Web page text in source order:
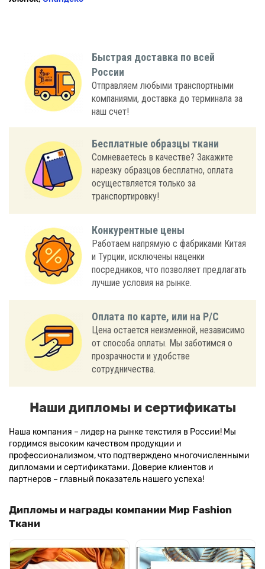
Быстрая доставка по всей
России
Отправляем любыми транспортными
компаниями, доставка до терминала за
наш счет!
Бесплатные образцы ткани
Сомневаетесь в качестве? Закажите
нарезку образцов бесплатно, оплата
осуществляется только за
транспортировку!
Конкурентные цены
Работаем напрямую с фабриками Китая
и Турции, исключены наценки
посредников, что позволяет предлагать
лучшие условия на рынке.
Оплата по карте, или на Р/С
Цена остается неизменной, независимо
от способа оплаты. Мы заботимся о
прозрачности и удобстве
сотрудничества.
Наши дипломы и сертификаты
Наша компания – лидер на рынке текстиля в России! Мы
гордимся высоким качеством продукции и
профессионализмом, что подтверждено многочисленными
дипломами и сертификатами. Доверие клиентов и
партнеров – главный показатель нашего успеха!
Дипломы и награды компании Мир Fashion
Ткани